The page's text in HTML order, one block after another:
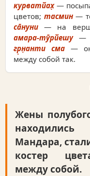
курватйах̣—
цветов; тасмин—
са̄нуни — на
амара-тӯрйешу—
гр̣н̣анти сма —
между собой так.
Жены
Мандара,
костер
между собой.